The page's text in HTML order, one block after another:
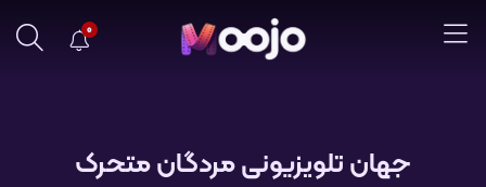
0
جهان تلویزیونی مردگان متحرک